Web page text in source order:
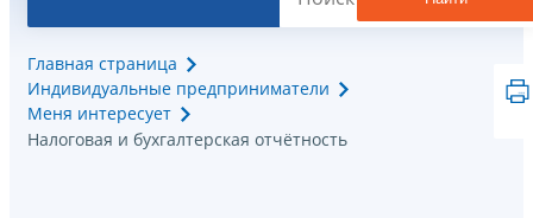
Главная страница
Индивидуальные предприниматели
Меня интересует
Налоговая и бухгалтерская отчётность